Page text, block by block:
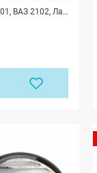
ВАЗ 2101, ВАЗ 2102, Лада Нива (ВАЗ 2121) 3-х дверная, Лада Нива 4x4 (ВАЗ 21213-214) 3-х дверная, Лада Нива 4x4 (Урбан) 3-х дверная, Лада Нива (ВАЗ 2131) 5-дверная, Лада Нива 4x4 (Урбан) 5-дверная, Лада Нива Legend, Лада Нива 4x4 Пикап